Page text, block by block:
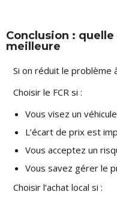
Conclusion :
meilleure
Si on réduit le problème
Choisir le FCR si :
Vous visez un
L’écart de prix est
Vous acceptez un
Vous savez gérer le
Choisir l’achat local si :